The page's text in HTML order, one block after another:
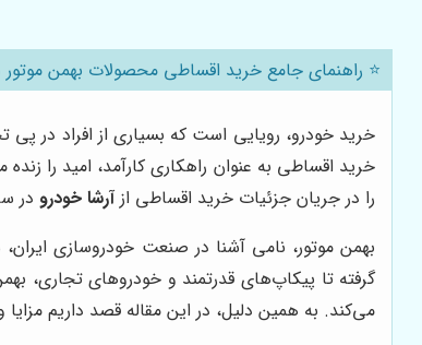
⭐️ راهنمای جامع خرید اقساطی محصولات بهمن موتور در سال 1405 از
خرید خودرو، رویایی است که بسیاری از افراد در
خرید اقساطی به عنوان راهکاری کارآمد، امید را
را در جریان جزئیات خرید اقساطی ازآرشا خودرودر سال 1405 قرار می‌دهد و به شما کمک می‌کند
بهمن موتور، نامی آشنا در صنعت خودروسازی
گرفته تا پیکاپ‌های قدرتمند و خودروهای تجاری،
می‌کند. به همین دلیل، در این مقاله قصد داریم